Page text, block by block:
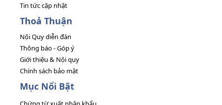
Tin tức cập nhật
Thoả Thuận
Nội Quy diễn đàn
Thông báo - Góp ý
Giới thiệu & Nội quy
Chính sách bảo mật
Mục Nổi Bật